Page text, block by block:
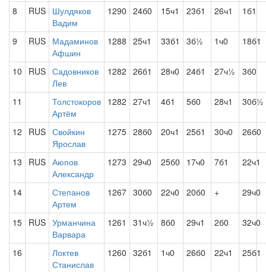
8 RUS Шулдяков
Вадим
1290 24б0 15ч1 23б1 26ч1 1б1
9 RUS Мадаминов
Афшин
1288 25ч1 33б1 3б½ 1ч0 18б1
10 RUS Садовников
Лев
1282 26б1 28ч0 24б1 27ч½ 3б0
11
Толстокоров
Артём
1282 27ч1 4б1 5б0 28ч1 30б½
12 RUS Свойкин
Ярослав
1275 28б0 20ч1 25б1 30ч0 26б0
13 RUS Аюпов
Александр
1273 29ч0 25б0 17ч0 7б1 22ч1
14
Степанов
Артем
1267 30б0 22ч0 20б0 + 29ч0
15 RUS Урманчина
Варвара
1261 31ч½ 8б0 29ч1 2б0 32ч0
16
Локтев
Станислав
1260 32б1 1ч0 26б0 22ч1 25б1